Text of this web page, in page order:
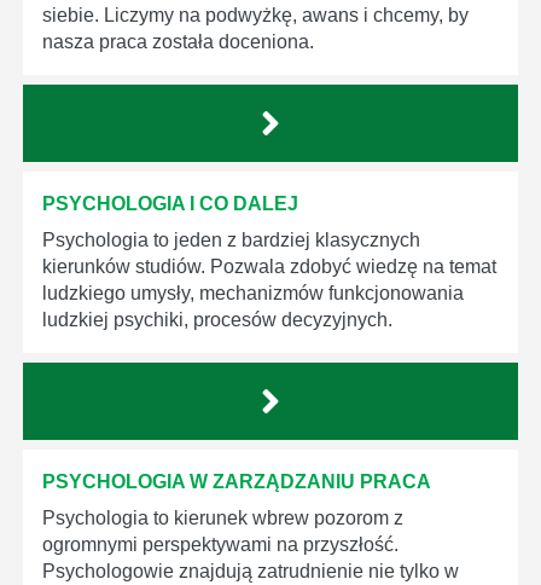
siebie. Liczymy na podwyżkę, awans i chcemy, by
nasza praca została doceniona.
PSYCHOLOGIA I CO DALEJ
Psychologia to jeden z bardziej klasycznych
kierunków studiów. Pozwala zdobyć wiedzę na temat
ludzkiego umysły, mechanizmów funkcjonowania
ludzkiej psychiki, procesów decyzyjnych.
PSYCHOLOGIA W ZARZĄDZANIU PRACA
Psychologia to kierunek wbrew pozorom z
ogromnymi perspektywami na przyszłość.
Psychologowie znajdują zatrudnienie nie tylko w